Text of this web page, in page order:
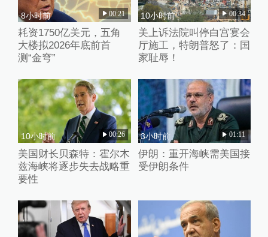
8小时前 00:21
耗资1750亿美元，五角
大楼拟2026年底前首
测“金穹”
10小时前 00:34
美上诉法院叫停白宫宴会
厅施工，特朗普怒了：国
家耻辱！
10小时前 00:26
美国财长贝森特：霍尔木
兹海峡将逐步失去战略重
要性
3小时前 01:11
伊朗：重开海峡需美国接
受伊朗条件